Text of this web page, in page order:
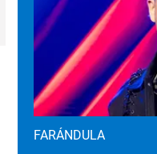
FARÁNDULA